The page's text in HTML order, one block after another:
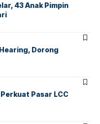
43 Anak Pimpin
Dorong
Pasar LCC